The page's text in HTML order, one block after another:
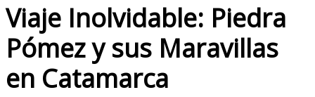
Viaje Inolvidable: Piedra
Pómez y sus Maravillas
en Catamarca